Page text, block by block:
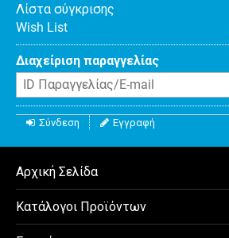
Λίστα σύγκρισης
Wish List
Διαχείριση παραγγελίας
Σύνδεση Εγγραφή
Αρχική Σελίδα
Κατάλογοι Προϊόντων